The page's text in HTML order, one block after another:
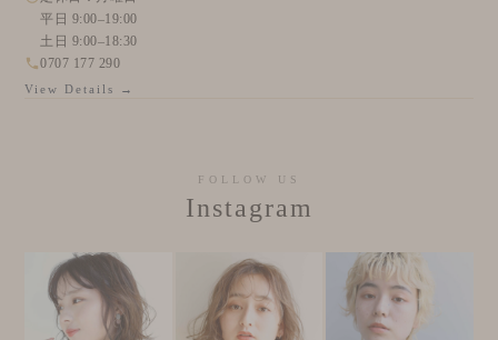
平日 9:00–19:00
土日 9:00–18:30
0707 177 290
View Details →
FOLLOW US
Instagram